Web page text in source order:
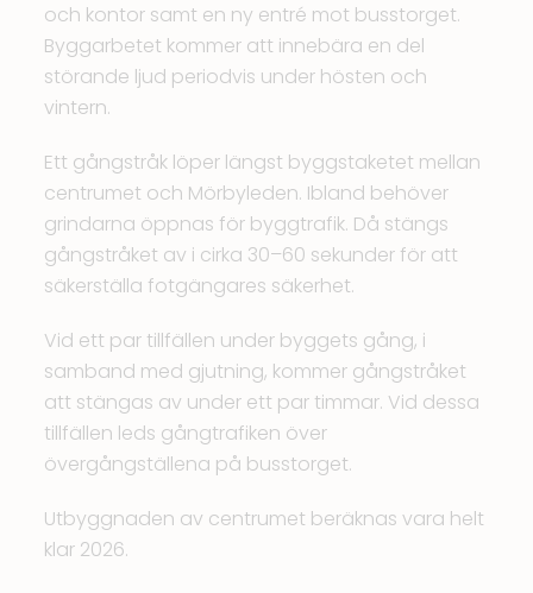
och kontor samt en ny entré mot busstorget.
Byggarbetet kommer att innebära en del
störande ljud periodvis under hösten och
vintern.
Ett gångstråk löper längst byggstaketet mellan
centrumet och Mörbyleden. Ibland behöver
grindarna öppnas för byggtrafik. Då stängs
gångstråket av i cirka 30–60 sekunder för att
säkerställa fotgängares säkerhet.
Vid ett par tillfällen under byggets gång, i
samband med gjutning, kommer gångstråket
att stängas av under ett par timmar. Vid dessa
tillfällen leds gångtrafiken över
övergångställena på busstorget.
Utbyggnaden av centrumet beräknas vara helt
klar 2026.